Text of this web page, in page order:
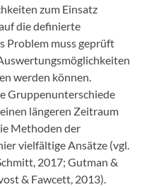
zum Einsatz
die definierte
Problem muss geprüft
werden können.
Gruppenunterschiede
längeren Zeitraum
Methoden der
vielfältige Ansätze (vgl.
2017; Gutman &
& Fawcett, 2013).